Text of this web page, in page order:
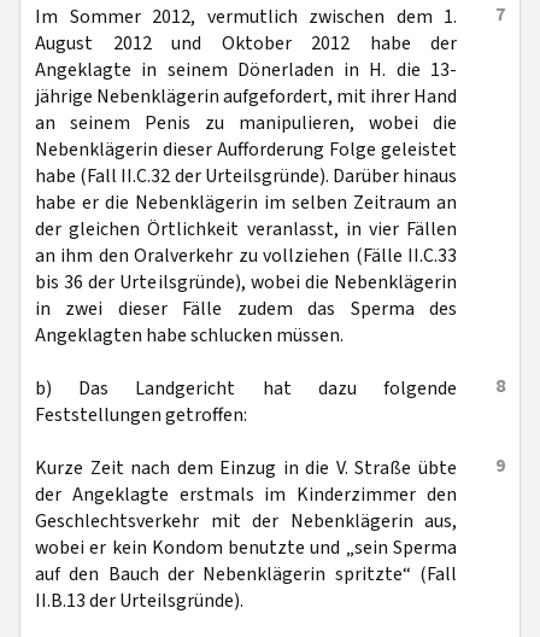
7
Im Sommer 2012, vermutlich zwischen dem 1.
August 2012 und Oktober 2012 habe der
Angeklagte in seinem Dönerladen in H. die 13-
jährige Nebenklägerin aufgefordert, mit ihrer Hand
an seinem Penis zu manipulieren, wobei die
Nebenklägerin dieser Aufforderung Folge geleistet
habe (Fall II.C.32 der Urteilsgründe). Darüber hinaus
habe er die Nebenklägerin im selben Zeitraum an
der gleichen Örtlichkeit veranlasst, in vier Fällen
an ihm den Oralverkehr zu vollziehen (Fälle II.C.33
bis 36 der Urteilsgründe), wobei die Nebenklägerin
in zwei dieser Fälle zudem das Sperma des
Angeklagten habe schlucken müssen.
8
b) Das Landgericht hat dazu folgende
Feststellungen getroffen:
9
Kurze Zeit nach dem Einzug in die V. Straße übte
der Angeklagte erstmals im Kinderzimmer den
Geschlechtsverkehr mit der Nebenklägerin aus,
wobei er kein Kondom benutzte und „sein Sperma
auf den Bauch der Nebenklägerin spritzte“ (Fall
II.B.13 der Urteilsgründe).